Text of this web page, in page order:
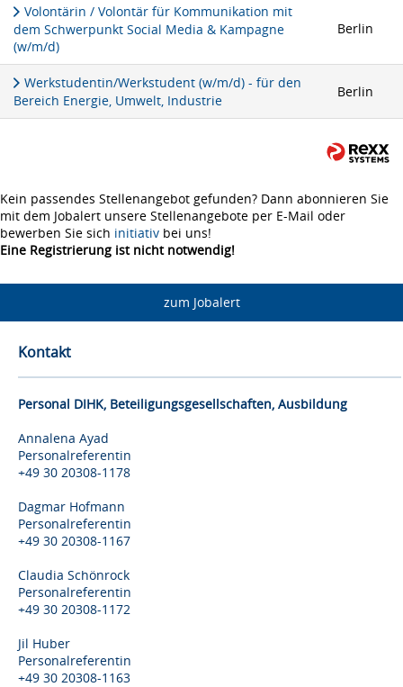
Volontärin / Volontär für Kommunikation mit
dem Schwerpunkt Social Media & Kampagne
(w/m/d)
Berlin
Werkstudentin/Werkstudent (w/m/d) - für den
Bereich Energie, Umwelt, Industrie
Berlin
Kein passendes Stellenangebot gefunden? Dann abonnieren Sie
mit dem Jobalert unsere Stellenangebote per E-Mail oder
bewerben Sie sich initiativ bei uns!
Eine Registrierung ist nicht notwendig!
zum Jobalert
Kontakt
Personal DIHK, Beteiligungsgesellschaften, Ausbildung
Annalena Ayad
Personalreferentin
+49 30 20308-1178
Dagmar Hofmann
Personalreferentin
+49 30 20308-1167
Claudia Schönrock
Personalreferentin
+49 30 20308-1172
Jil Huber
Personalreferentin
+49 30 20308-1163